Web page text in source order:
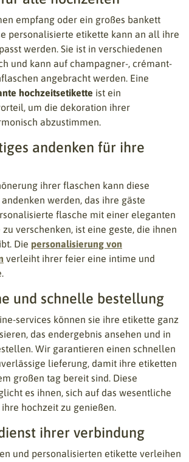
empfang oder ein großes bankett
personalisierte etikette kann an all ihre
werden. Sie ist in verschiedenen
und kann auf champagner-, crémant-
angebracht werden. Eine
hochzeitsetikette ist ein
um die dekoration ihrer
abzustimmen.
andenken für ihre
ihrer flaschen kann diese
werden, das ihre gäste
flasche mit einer eleganten
verschenken, ist eine geste, die ihnen
Die personalisierung von
verleiht ihrer feier eine intime und
und schnelle bestellung
services können sie ihre etikette ganz
das endergebnis ansehen und in
Wir garantieren einen schnellen
lieferung, damit ihre etiketten
großen tag bereit sind. Diese
es ihnen, sich auf das wesentliche
hochzeit zu genießen.
ihrer verbindung
und personalisierten etikette verleihen